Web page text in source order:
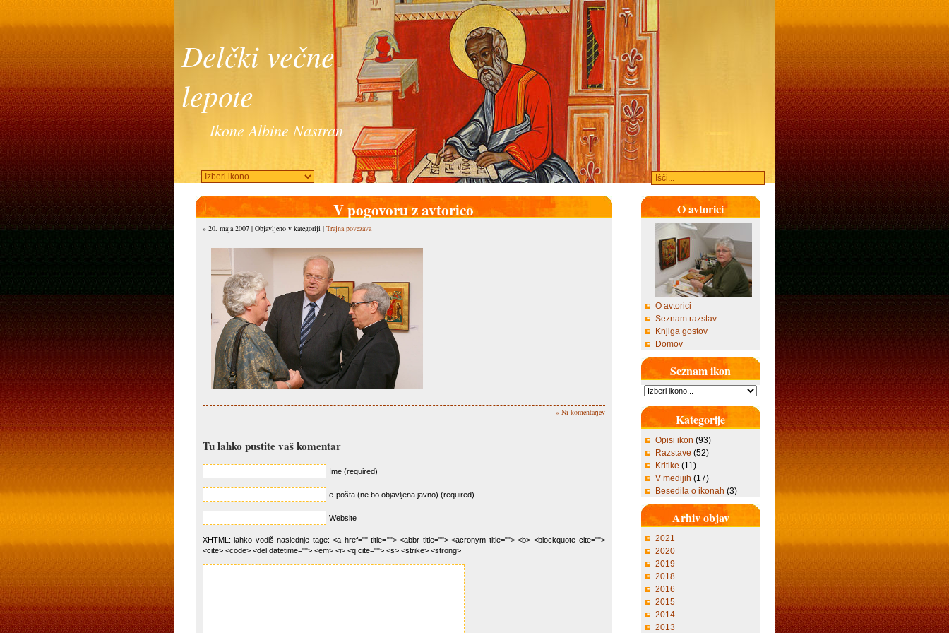
Delčki večne
lepote
Ikone Albine Nastran
V pogovoru z avtorico
» 20. maja 2007 | Objavljeno v kategoriji | Trajna povezava
» Ni komentarjev
Tu lahko pustite vaš komentar
Ime (required)
e-pošta (ne bo objavljena javno) (required)
Website
XHTML: lahko vodiš naslednje tage: <a href="" title=""> <abbr title=""> <acronym title=""> <b> <blockquote cite="">
<cite> <code> <del datetime=""> <em> <i> <q cite=""> <s> <strike> <strong>
O avtorici
O avtorici
Seznam razstav
Knjiga gostov
Domov
Seznam ikon
Kategorije
Opisi ikon (93)
Razstave (52)
Kritike (11)
V medijih (17)
Besedila o ikonah (3)
Arhiv objav
2021
2020
2019
2018
2016
2015
2014
2013